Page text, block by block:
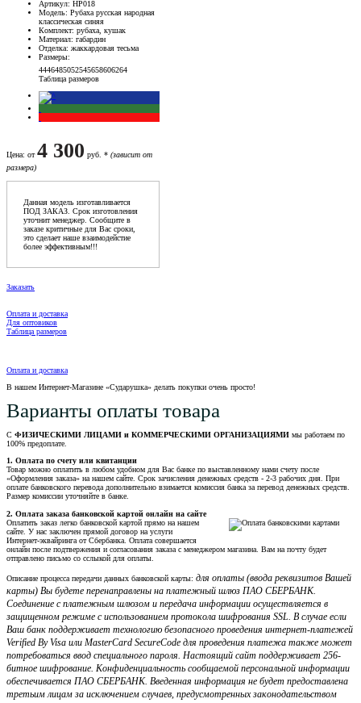
Артикул: НР018
Модель: Рубаха русская народная
классическая синяя
Комплект: рубаха, кушак
Материал: габардин
Отделка: жаккардовая тесьма
Размеры:
4446485052545658606264
Таблица размеров
Цена: от4 300 руб. * (зависит от
размера)
Данная модель изготавливается
ПОД ЗАКАЗ. Срок изготовления
уточнит менеджер. Сообщите в
заказе критичные для Вас сроки,
это сделает наше взаимодейстие
более эффективным!!!
Заказать
Оплата и доставка
Для оптовиков
Таблица размеров
Оплата и доставка
В нашем Интернет-Магазине «Сударушка» делать покупки очень просто!
Варианты оплаты товара
С ФИЗИЧЕСКИМИ ЛИЦАМИ и КОММЕРЧЕСКИМИ ОРГАНИЗАЦИЯМИ мы работаем по
100% предоплате.
1. Оплата по счету или квитанции
Товар можно оплатить в любом удобном для Вас банке по выставленному нами счету после
«Оформления заказа» на нашем сайте. Срок зачисления денежных средств - 2-3 рабочих дня. При
оплате банковского перевода дополнительно взимается комиссия банка за перевод денежных средств.
Размер комиссии уточняйте в банке.
2. Оплата заказа банковской картой онлайн на сайте
Оплатить заказ легко банковской картой прямо на нашем
сайте. У нас заключен прямой договор на услуги
Интернет-эквайринга от Сбербанка. Оплата совершается
онлайн после подтвержения и согласования заказа с менеджером магазина. Вам на почту будет
отправлено письмо со сслыкой для оплаты.
Описание процесса передачи данных банковской карты: для оплаты (ввода реквизитов Вашей
карты) Вы будете перенаправлены на платежный шлюз ПАО СБЕРБАНК.
Соединение с платежным шлюзом и передача информации осуществляется в
защищенном режиме с использованием протокола шифрования SSL. В случае если
Ваш банк поддерживает технологию безопасного проведения интернет-платежей
Verified By Visa или MasterCard SecureCode для проведения платежа также может
потребоваться ввод специального пароля. Настоящий сайт поддерживает 256-
битное шифрование. Конфиденциальность сообщаемой персональной информации
обеспечивается ПАО СБЕРБАНК. Введенная информация не будет предоставлена
третьим лицам за исключением случаев, предусмотренных законодательством